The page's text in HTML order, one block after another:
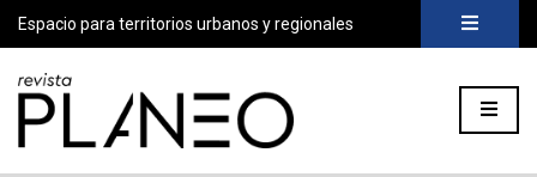
Espacio para territorios urbanos y regionales